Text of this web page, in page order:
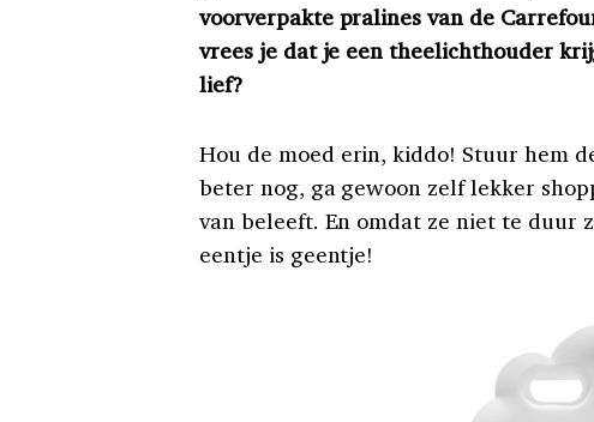
voorverpakte pralines van de
vrees je dat je een theelichthouder
lief?
Hou de moed erin, kiddo! Stuur hem
beter nog, ga gewoon zelf lekker
van beleeft. En omdat ze niet te duur
eentje is geentje!